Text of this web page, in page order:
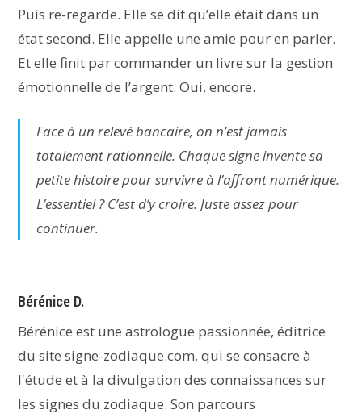
Puis re-regarde. Elle se dit qu’elle était dans un
état second. Elle appelle une amie pour en parler.
Et elle finit par commander un livre sur la gestion
émotionnelle de l’argent. Oui, encore.
Face à un relevé bancaire, on n’est jamais
totalement rationnelle. Chaque signe invente sa
petite histoire pour survivre à l’affront numérique.
L’essentiel ? C’est d’y croire. Juste assez pour
continuer.
Bérénice D.
Bérénice est une astrologue passionnée, éditrice
du site signe-zodiaque.com, qui se consacre à
l'étude et à la divulgation des connaissances sur
les signes du zodiaque. Son parcours